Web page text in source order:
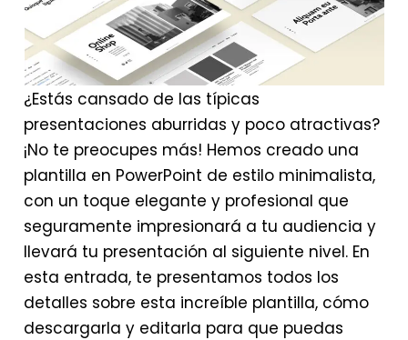
¿Estás cansado de las típicas
presentaciones aburridas y poco atractivas?
¡No te preocupes más! Hemos creado una
plantilla en PowerPoint de estilo minimalista,
con un toque elegante y profesional que
seguramente impresionará a tu audiencia y
llevará tu presentación al siguiente nivel. En
esta entrada, te presentamos todos los
detalles sobre esta increíble plantilla, cómo
descargarla y editarla para que puedas